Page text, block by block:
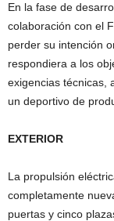
En la fase de
colaboración con el
perder su intención
respondiera a los
exigencias técnicas,
un deportivo de
EXTERIOR
La propulsión
completamente
puertas y cinco